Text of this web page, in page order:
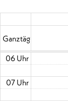
Ganztägig
05 Uhr
06 Uhr
07 Uhr